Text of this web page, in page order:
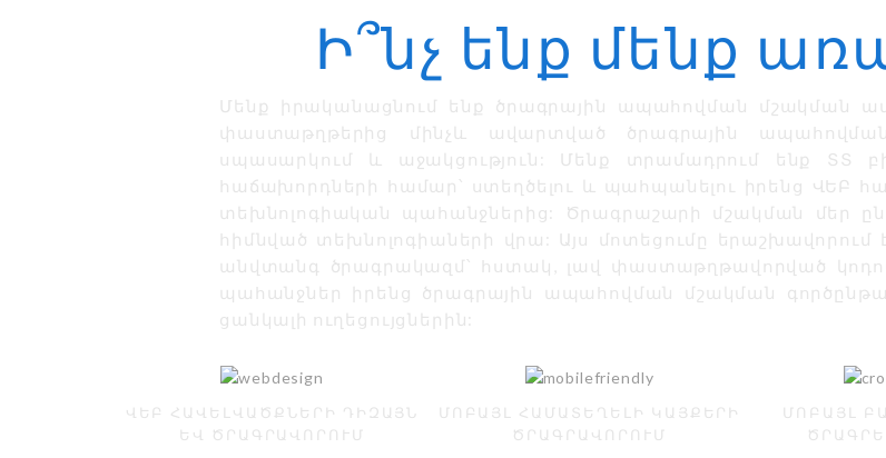
Ի՞նչ ենք մենք
Մենք իրականացնում ենք ծրագրային ապահովման մշակման
փաստաթղթերից մինչև ավարտված ծրագրային
սպասարկում և աջակցություն: Մենք տրամադրում ենք ՏՏ
հաճախորդների համար՝ ստեղծելու և պահպանելու իրենց ՎԵԲ
տեխնոլոգիական պահանջներից: Ծրագրաշարի մշակման մեր
հիմնված տեխնոլոգիաների վրա: Այս մոտեցումը երաշխավորում
անվտանգ ծրագրակազմ՝ հստակ, լավ փաստաթղթավորված
պահանջներ իրենց ծրագրային ապահովման մշակման
ցանկալի ուղեցույցներին:
ՎԵԲ ՀԱՎԵԼՎԱԾՔՆԵՐԻ ԴԻԶԱՅՆ
ԵՎ ԾՐԱԳՐԱՎՈՐՈՒՄ
ՄՈԲԱՅԼ ՀԱՄԱՏԵՂԵԼԻ ԿԱՅՔԵՐԻ
ԾՐԱԳՐԱՎՈՐՈՒՄ
ՄՈԲԱՅԼ